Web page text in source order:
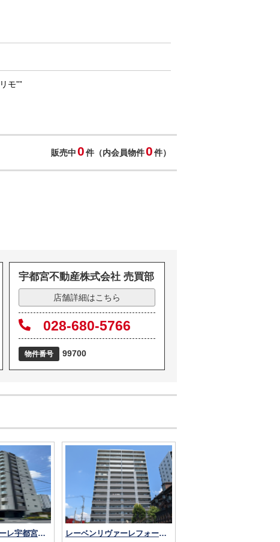
モ””
販売中0件（内会員物件0件）
宇都宮不動産株式会社 売買部
店舗詳細はこちら
028-680-5766
物件番号 99700
レーベンリヴァーレ宇都宮クイントタワー レーベンリヴァーレフォートヴィル